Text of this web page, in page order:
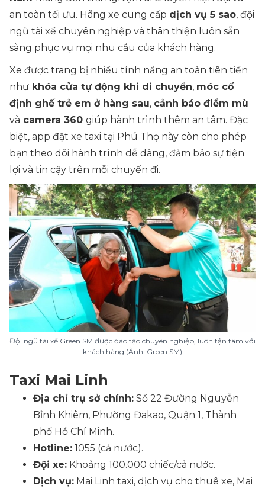
an toàn tối ưu. Hãng xe cung cấp dịch vụ 5 sao, đội
ngũ tài xế chuyên nghiệp và thân thiện luôn sẵn
sàng phục vụ mọi nhu cầu của khách hàng.
Xe được trang bị nhiều tính năng an toàn tiên tiến
như khóa cửa tự động khi di chuyển, móc cố
định ghế trẻ em ở hàng sau, cảnh báo điểm mù
và camera 360 giúp hành trình thêm an tâm. Đặc
biệt, app đặt xe taxi tại Phú Thọ này còn cho phép
bạn theo dõi hành trình dễ dàng, đảm bảo sự tiện
lợi và tin cậy trên mỗi chuyến đi.
Đội ngũ tài xế Green SM được đào tạo chuyên nghiệp, luôn tận tâm với
khách hàng (Ảnh: Green SM)
Taxi Mai Linh
Địa chỉ trụ sở chính: Số 22 Đường Nguyễn
Bỉnh Khiêm, Phường Đakao, Quận 1, Thành
phố Hồ Chí Minh.
Hotline: 1055 (cả nước).
Đội xe: Khoảng 100.000 chiếc/cả nước.
Dịch vụ: Mai Linh taxi, dịch vụ cho thuê xe, Mai